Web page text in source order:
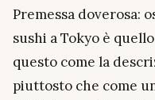
Premessa doverosa:
sushi a Tokyo è
questo come la
piuttosto che come